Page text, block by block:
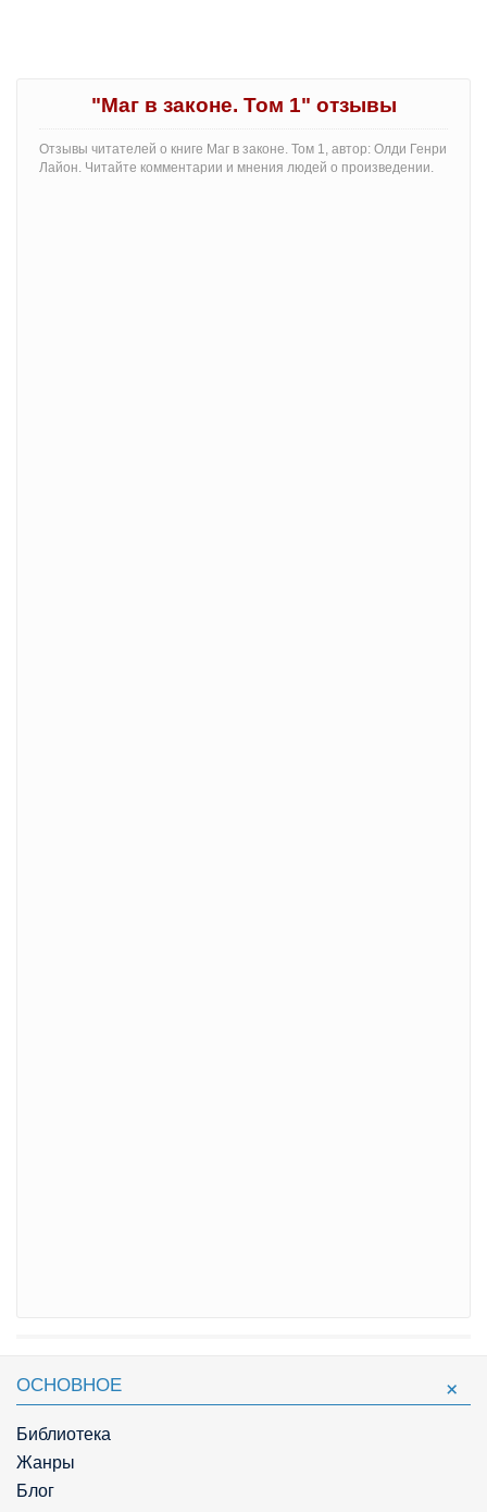
"Маг в законе. Том 1" отзывы
Отзывы читателей о книге Маг в законе. Том 1, автор: Олди Генри
Лайон. Читайте комментарии и мнения людей о произведении.
ОСНОВНОЕ
Библиотека
Жанры
Блог